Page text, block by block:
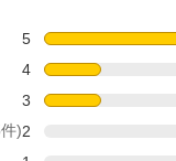
)
5
4
3
2